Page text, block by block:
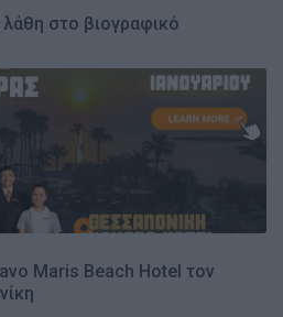
λάθη στο βιογραφικό
Maris Beach Hotel τον